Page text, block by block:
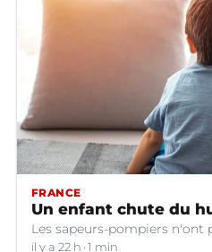
FRANCE
Un enfant chute du
Les sapeurs-pompiers n'ont
il y a 22 h 1 min